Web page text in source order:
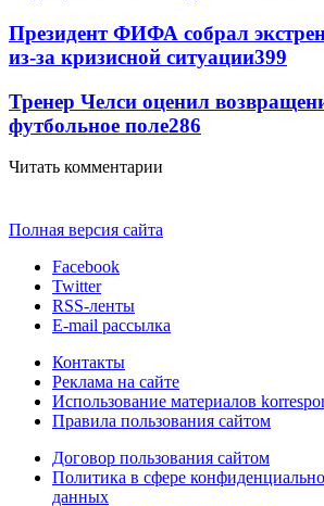
Президент ФИФА собрал
из-за кризисной ситуации399
Тренер Челси оценил
футбольное поле286
Читать комментарии
Полная версия сайта
Facebook
Twitter
RSS-ленты
E-mail рассылка
Контакты
Реклама на сайте
Использование материалов
Правила пользования сайтом
Договор пользования сайтом
Политика в сфере
данных